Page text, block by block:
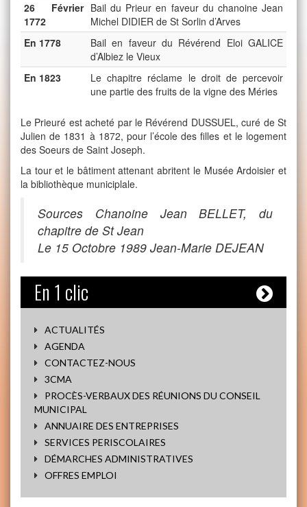
26 Février
1772
Bail du Prieur en faveur du chanoine Jean
Michel DIDIER de St Sorlin d’Arves
En 1778
Bail en faveur du Révérend Eloi GALICE
d’Albiez le Vieux
En 1823
Le chapitre réclame le droit de percevoir
une partie des fruits de la vigne des Méries
Le Prieuré est acheté par le Révérend DUSSUEL, curé de St
Julien de 1831 à 1872, pour l’école des filles et le logement
des Soeurs de Saint Joseph.
La tour et le bâtiment attenant abritent le Musée Ardoisier et
la bibliothèque municiplale.
Sources Chanoine Jean BELLET, du
chapitre de St Jean
Le 15 Octobre 1989 Jean-Marie DEJEAN
En 1 clic
ACTUALITÉS
AGENDA
CONTACTEZ-NOUS
3CMA
PROCÈS-VERBAUX DES RÉUNIONS DU CONSEIL
MUNICIPAL
ANNUAIRE DES ENTREPRISES
SERVICES PERISCOLAIRES
DÉMARCHES ADMINISTRATIVES
OFFRES EMPLOI